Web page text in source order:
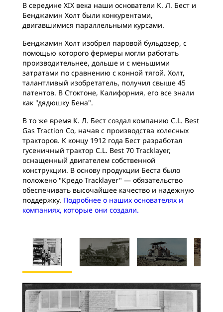
В середине XIX века наши основатели К. Л. Бест и
Бенджамин Холт были конкурентами,
двигавшимися параллельными курсами.
Бенджамин Холт изобрел паровой бульдозер, с
помощью которого фермеры могли работать
производительнее, дольше и с меньшими
затратами по сравнению с конной тягой. Холт,
талантливый изобретатель, получил свыше 45
патентов. В Стоктоне, Калифорния, его все знали
как "дядюшку Бена".
В то же время К. Л. Бест создал компанию C.L. Best
Gas Traction Co, начав с производства колесных
тракторов. К концу 1912 года Бест разработал
гусеничный трактор C.L. Best 70 Tracklayer,
оснащенный двигателем собственной
конструкции. В основу продукции Беста было
положено "Кредо Tracklayer" — обязательство
обеспечивать высочайшее качество и надежную
поддержку. Подробнее о наших основателях и
компаниях, которые они создали.